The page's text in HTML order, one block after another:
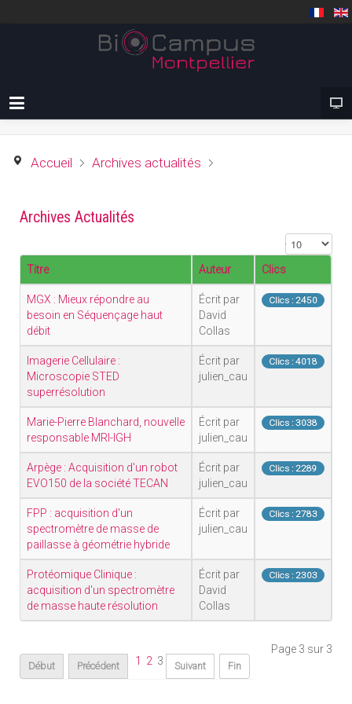
Accueil Archives actualités
Archives Actualités
Affichage #
Titre Auteur Clics
MGX : Mieux répondre au
besoin en Séquençage haut
débit
Écrit par
David
Collas
Clics : 2450
Imagerie Cellulaire :
Microscopie STED
superrésolution
Écrit par
julien_cau
Clics : 4018
Marie-Pierre Blanchard, nouvelle
responsable MRI-IGH
Écrit par
julien_cau
Clics : 3038
Arpège : Acquisition d'un robot
EVO150 de la société TECAN
Écrit par
julien_cau
Clics : 2289
FPP : acquisition d'un
spectromètre de masse de
paillasse à géométrie hybride
Écrit par
julien_cau
Clics : 2783
Protéomique Clinique :
acquisition d'un spectromètre
de masse haute résolution
Écrit par
David
Collas
Clics : 2303
Page 3 sur 3
Début Précédent 1 2 3 Suivant Fin